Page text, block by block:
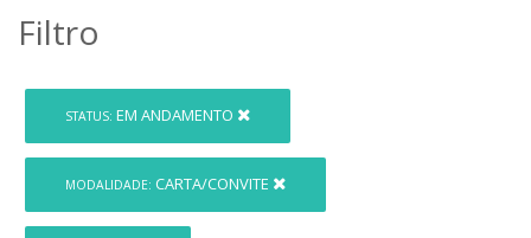
Filtro
STATUS: EM ANDAMENTO
MODALIDADE: CARTA/CONVITE